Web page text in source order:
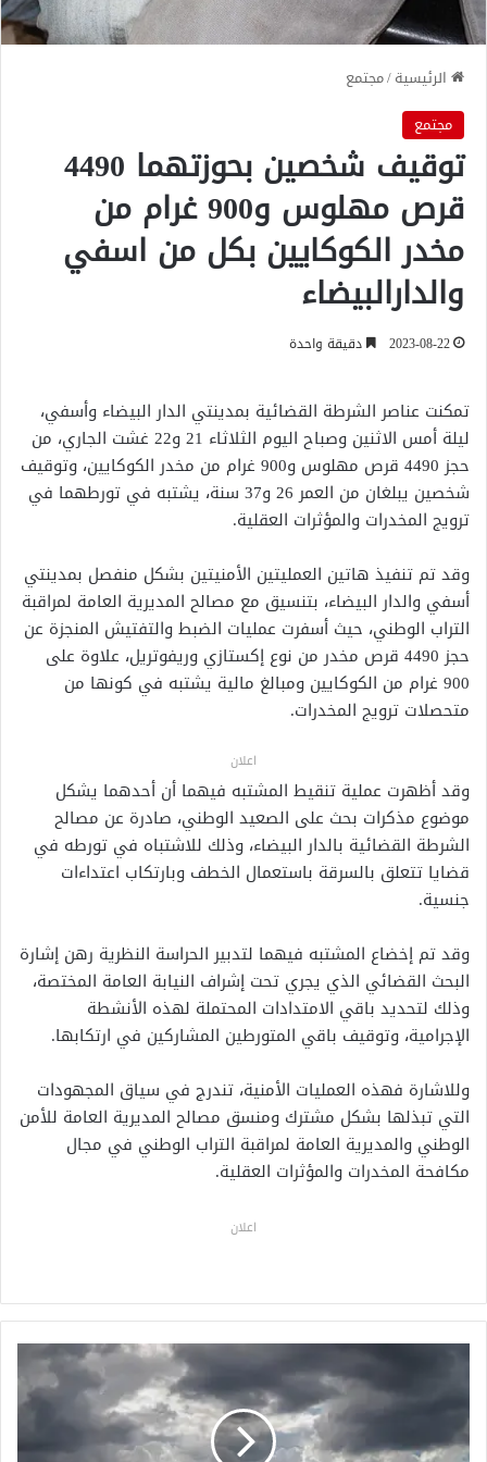
الرئيسية/مجتمع
مجتمع
توقيف شخصين بحوزتهما 4490
قرص مهلوس و900 غرام من
مخدر الكوكايين بكل من اسفي
والدارالبيضاء
2023-08-22 دقيقة واحدة
تمكنت عناصر الشرطة القضائية بمدينتي الدار البيضاء وأسفي،
ليلة أمس الاثنين وصباح اليوم الثلاثاء 21 و22 غشت الجاري، من
حجز 4490 قرص مهلوس و900 غرام من مخدر الكوكايين، وتوقيف
شخصين يبلغان من العمر 26 و37 سنة، يشتبه في تورطهما في
ترويج المخدرات والمؤثرات العقلية.
وقد تم تنفيذ هاتين العمليتين الأمنيتين بشكل منفصل بمدينتي
أسفي والدار البيضاء، بتنسيق مع مصالح المديرية العامة لمراقبة
التراب الوطني، حيث أسفرت عمليات الضبط والتفتيش المنجزة عن
حجز 4490 قرص مخدر من نوع إكستازي وريفوتريل، علاوة على
900 غرام من الكوكايين ومبالغ مالية يشتبه في كونها من
متحصلات ترويج المخدرات.
اعلان
وقد أظهرت عملية تنقيط المشتبه فيهما أن أحدهما يشكل
موضوع مذكرات بحث على الصعيد الوطني، صادرة عن مصالح
الشرطة القضائية بالدار البيضاء، وذلك للاشتباه في تورطه في
قضايا تتعلق بالسرقة باستعمال الخطف وبارتكاب اعتداءات
جنسية.
وقد تم إخضاع المشتبه فيهما لتدبير الحراسة النظرية رهن إشارة
البحث القضائي الذي يجري تحت إشراف النيابة العامة المختصة،
وذلك لتحديد باقي الامتدادات المحتملة لهذه الأنشطة
الإجرامية، وتوقيف باقي المتورطين المشاركين في ارتكابها.
وللاشارة فهذه العمليات الأمنية، تندرج في سياق المجهودات
التي تبذلها بشكل مشترك ومنسق مصالح المديرية العامة للأمن
الوطني والمديرية العامة لمراقبة التراب الوطني في مجال
مكافحة المخدرات والمؤثرات العقلية.
اعلان
ح
ا